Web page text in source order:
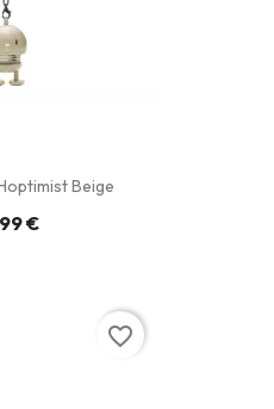
Beige
€
favorite_border